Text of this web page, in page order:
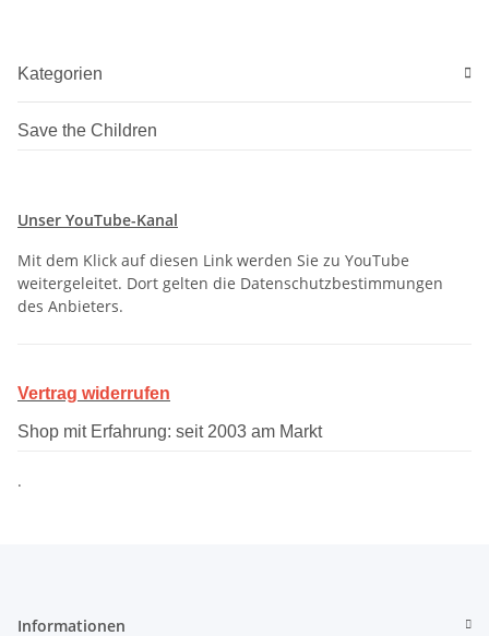
Kategorien
Save the Children
Unser YouTube-Kanal
Mit dem Klick auf diesen Link werden Sie zu YouTube
weitergeleitet. Dort gelten die Datenschutzbestimmungen
des Anbieters.
Vertrag widerrufen
Shop mit Erfahrung: seit 2003 am Markt
.
Informationen